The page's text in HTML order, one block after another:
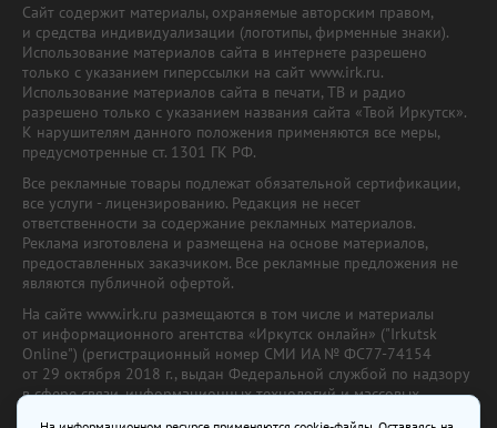
Сайт содержит материалы, охраняемые авторским правом,
и средства индивидуализации (логотипы, фирменные знаки).
Использование материалов сайта в интернете разрешено
только с указанием гиперссылки на сайт www.irk.ru.
Использование материалов сайта в печати, ТВ и радио
разрешено только с указанием названия сайта «Твой Иркутск».
К нарушителям данного положения применяются все меры,
предусмотренные ст. 1301 ГК РФ.
Все рекламные товары подлежат обязательной сертификации,
все услуги - лицензированию. Редакция не несет
ответственности за содержание рекламных материалов.
Реклама изготовлена и размещена на основе материалов,
предоставленных заказчиком. Все рекламные предложения не
являются публичной офертой.
На сайте www.irk.ru размещаются в том числе и материалы
от информационного агентства «Иркутск онлайн» ("Irkutsk
Online") (регистрационный номер СМИ ИА № ФС77-74154
от 29 октября 2018 г., выдан Федеральной службой по надзору
в сфере связи, информационных технологий и массовых